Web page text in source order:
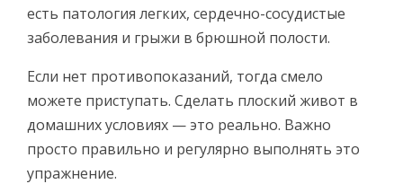
есть патология легких, сердечно-сосудистые
заболевания и грыжи в брюшной полости.
Если нет противопоказаний, тогда смело
можете приступать. Сделать плоский живот в
домашних условиях — это реально. Важно
просто правильно и регулярно выполнять это
упражнение.